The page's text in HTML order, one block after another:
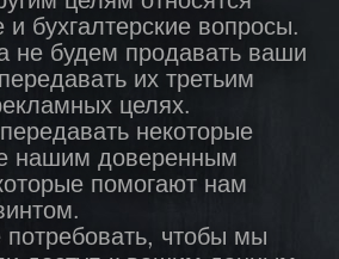
и бухгалтерские вопросы.
не будем продавать ваши
их третьим
целях.
некоторые
нашим доверенным
помогают нам
чтобы мы